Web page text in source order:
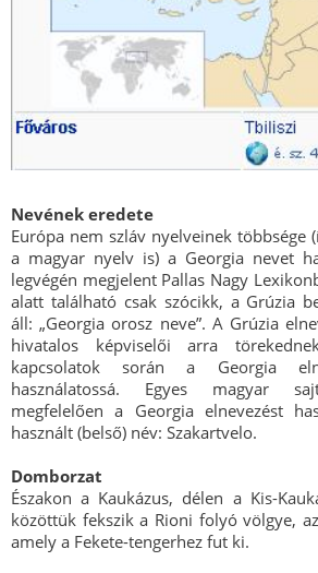
Nevének eredete
Európa nem szláv nyelveinek többsége
a magyar nyelv is) a Georgia nevet
legvégén megjelent Pallas Nagy
alatt található csak szócikk, a Grúzia
áll: „Georgia orosz neve”. A Grúzia
hivatalos képviselői arra
kapcsolatok során a Georgia
használatossá. Egyes magyar
megfelelően a Georgia elnevezést
használt (belső) név: Szakartvelo.
Domborzat
Északon a Kaukázus, délen a Kis-
közöttük fekszik a Rioni folyó völgye,
amely a Fekete-tengerhez fut ki.